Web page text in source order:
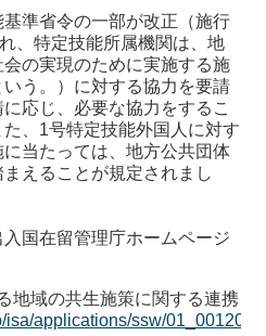
準省令の一部が改正（施行
、特定技能所属機関は、地
の実現のために実施する施
う。）に対する協力を要請
応じ、必要な協力をするこ
、1号特定技能外国人に対す
当たっては、地方公共団体
えることが規定されまし
国在留管理庁ホームページ
地域の共生施策に関する連携
isa/applications/ssw/